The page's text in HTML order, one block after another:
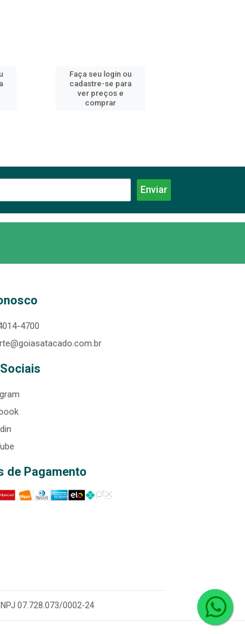
Faça seu login ou
cadastre-se para
ver preços e
comprar
4700
de Pagamento
07.728.073/0002-24